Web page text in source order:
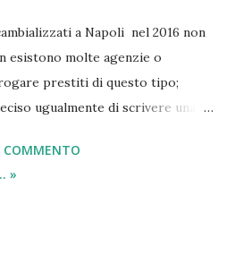
a Napoli nel 2016 non
esistono molte agenzie o
prestiti di questo tipo;
ugualmente di scrivere una
sono alla ricerca di soluzioni
di Napoli e provincie. I prestiti
COMMENTO
»